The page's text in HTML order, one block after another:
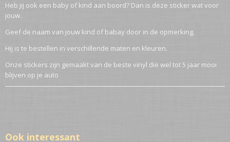
Heb jij ook een baby of kind aan boord? Dan is deze sticker wat voor
jouw.
Geef de naam van jouw kind of babay door in de opmerking.
Hij is te bestellen in verschillende maten en kleuren.
Onze stickers zijn gemaakt van de beste vinyl die wel tot 5 jaar mooi
blijven op je auto
Ook interessant